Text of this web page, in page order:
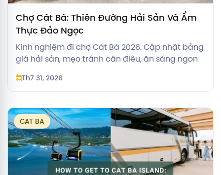
Chợ Cát Bà: Thiên Đường Hải Sản Và Ẩm
Thực Đảo Ngọc
Kinh nghiệm đi chợ Cát Bà 2026. Cập nhật bảng
giá hải sản, mẹo tránh cân điêu, ăn sáng ngon
Nội tươi rói.
Th7 31, 2026
CAT BA